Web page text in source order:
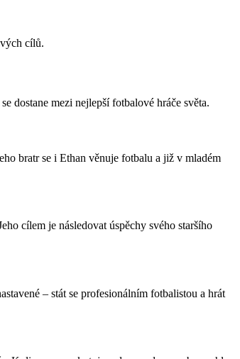
cílů.
dostane mezi nejlepší fotbalové hráče světa.
bratr se i Ethan věnuje fotbalu a již v mladém
cílem je následovat úspěchy svého staršího
– stát se profesionálním fotbalistou a hrát